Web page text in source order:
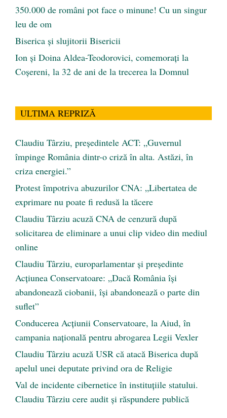
350.000 de români pot face o minune! Cu un singur
leu de om
Biserica și slujitorii Bisericii
Ion și Doina Aldea-Teodorovici, comemorați la
Coșereni, la 32 de ani de la trecerea la Domnul
ULTIMA REPRIZĂ
Claudiu Târziu, președintele ACT: „Guvernul
împinge România dintr-o criză în alta. Astăzi, în
criza energiei.”
Protest împotriva abuzurilor CNA: „Libertatea de
exprimare nu poate fi redusă la tăcere
Claudiu Târziu acuză CNA de cenzură după
solicitarea de eliminare a unui clip video din mediul
online
Claudiu Târziu, europarlamentar și președinte
Acțiunea Conservatoare: „Dacă România își
abandonează ciobanii, își abandonează o parte din
suflet”
Conducerea Acțiunii Conservatoare, la Aiud, în
campania națională pentru abrogarea Legii Vexler
Claudiu Târziu acuză USR că atacă Biserica după
apelul unei deputate privind ora de Religie
Val de incidente cibernetice în instituțiile statului.
Claudiu Târziu cere audit și răspundere publică